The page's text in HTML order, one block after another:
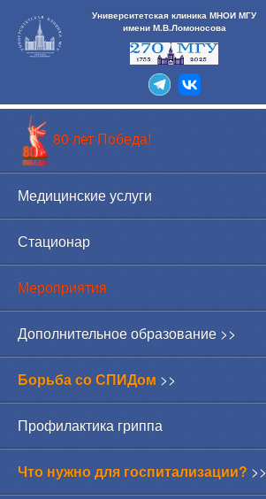
Университетская клиника МНОИ МГУ
имени М.В.Ломоносова
80 лет Победа!
Медицинские услуги
Стационар
Мероприятия
Дополнительное образование >>
Борьба со СПИДом >>
Профилактика гриппа
Что нужно для госпитализации? >>